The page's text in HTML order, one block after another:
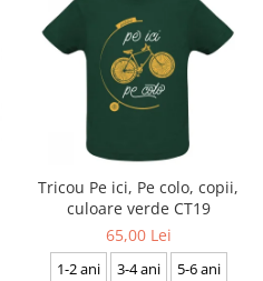
Tricou Pe ici, Pe colo, copii,
culoare verde CT19
65,00 Lei
1-2 ani 3-4 ani
5-6 ani